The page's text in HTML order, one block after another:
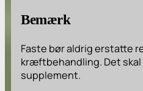
Bemærk
Faste bør aldrig erstatte
kræftbehandling. Det
supplement.